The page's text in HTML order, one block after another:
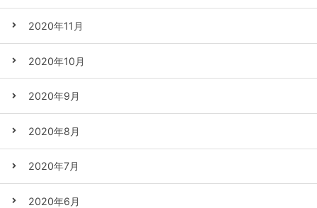
2020年11月
2020年10月
2020年9月
2020年8月
2020年7月
2020年6月